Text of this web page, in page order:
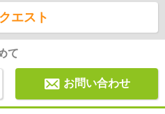
エスト
て
お問い合わせ